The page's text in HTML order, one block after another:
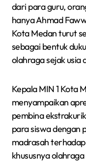
dari para guru,
hanya Ahmad
Kota Medan turut
sebagai bentuk
olahraga sejak usia
Kepala MIN 1 Kota
menyampaikan
pembina
para siswa dengan
madrasah
khususnya